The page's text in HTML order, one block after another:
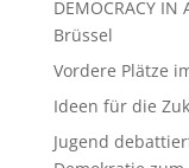
DEMOCRACY
Brüssel
Vordere Plätze
Ideen für die
Jugend